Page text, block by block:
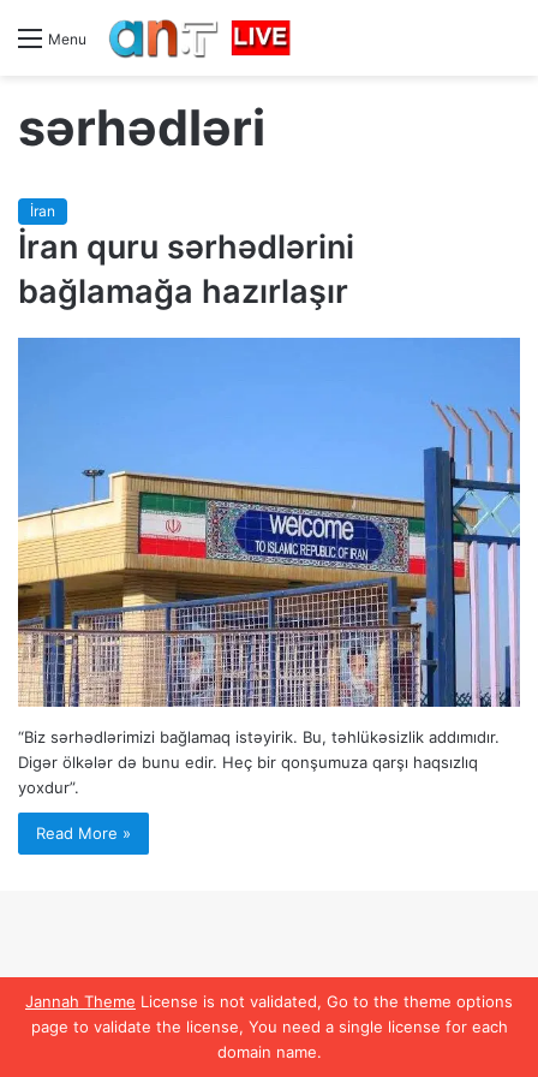
Jannah Theme License is not validated, Go to the theme options
page to validate the license, You need a single license for each
domain name.
Menu
sərhədləri
İran
İran quru sərhədlərini
bağlamağa hazırlaşır
“Biz sərhədlərimizi bağlamaq istəyirik. Bu, təhlükəsizlik addımıdır.
Digər ölkələr də bunu edir. Heç bir qonşumuza qarşı haqsızlıq
yoxdur”.
Read More »